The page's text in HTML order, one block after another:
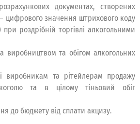
документах, створених
цифрового значення штрихового коду
роздрібній торгівлі алкогольними
виробництвом та обігом алкогольних
виробникам та рітейлерам продажу
та в цілому тіньовий обіг
до бюджету від сплати акцизу.